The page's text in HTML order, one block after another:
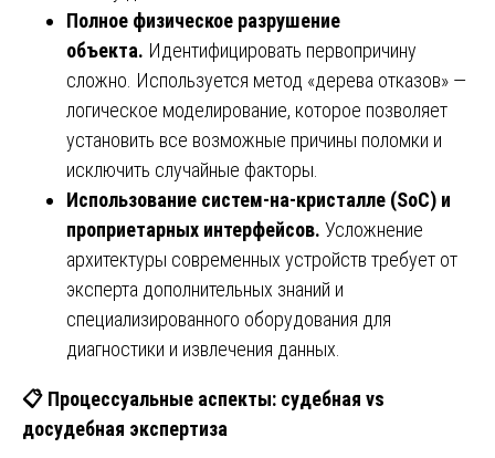
Полное физическое разрушение
объекта. Идентифицировать первопричину
сложно. Используется метод «дерева отказов» —
логическое моделирование, которое позволяет
установить все возможные причины поломки и
исключить случайные факторы.
Использование систем-на-кристалле (SoC) и
проприетарных интерфейсов. Усложнение
архитектуры современных устройств требует от
эксперта дополнительных знаний и
специализированного оборудования для
диагностики и извлечения данных.
📋 Процессуальные аспекты: судебная vs
досудебная экспертиза